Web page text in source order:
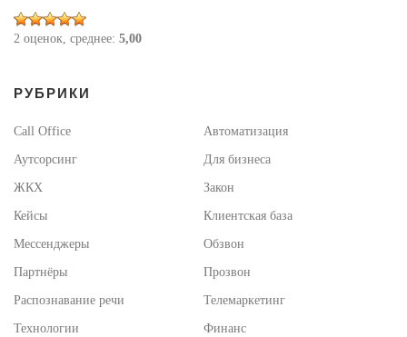
о
з
п
с
я
м
2 оценок, среднее: 5,00
РУБРИКИ
Call Office Автоматизация
Аутсорсинг Для бизнеса
ЖКХ Закон
Кейсы Клиентская база
Мессенджеры Обзвон
Партнёры Прозвон
Распознавание речи Телемаркетинг
Технологии Финанс